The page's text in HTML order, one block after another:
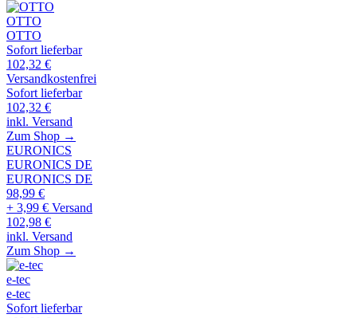
OTTO
OTTO
Sofort lieferbar
102,32 €
Versandkostenfrei
Sofort lieferbar
102,32 €
inkl. Versand
Zum Shop →
EURONICS
EURONICS DE
EURONICS DE
98,99 €
+ 3,99 € Versand
102,98 €
inkl. Versand
Zum Shop →
e-tec
e-tec
Sofort lieferbar